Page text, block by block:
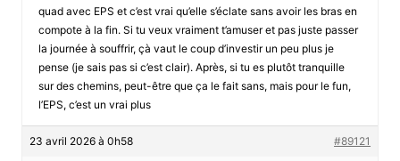
quad avec EPS et c’est vrai qu’elle s’éclate sans avoir les bras en
compote à la fin. Si tu veux vraiment t’amuser et pas juste passer
la journée à souffrir, çà vaut le coup d’investir un peu plus je
pense (je sais pas si c’est clair). Après, si tu es plutôt tranquille
sur des chemins, peut-être que ça le fait sans, mais pour le fun,
l’EPS, c’est un vrai plus
23 avril 2026 à 0h58 #89121